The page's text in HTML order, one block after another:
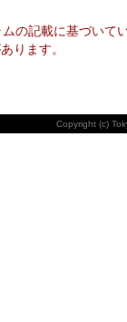
の記載に基づいて
ります。
Copyright (c)